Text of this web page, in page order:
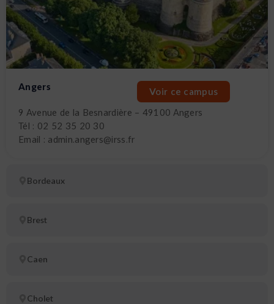
Bordeaux
Brest
Caen
Cholet
Angers
Voir ce campus
9 Avenue de la Besnardière – 49100 Angers
Tél : 02 52 35 20 30
Email : admin.angers@irss.fr